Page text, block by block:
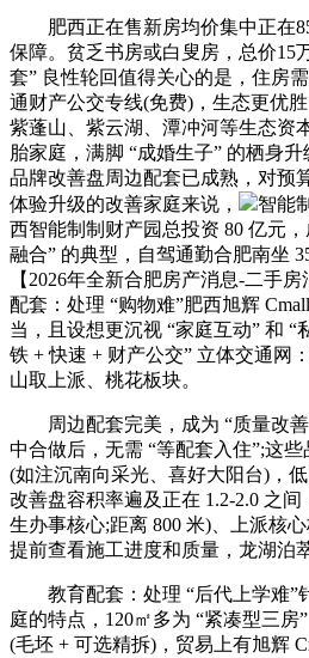
肥西正在售新房均价集中正在
保障。贫乏书房或白叟房，总价15
套” 良性轮回值得关心的是，住房
通财产公交专线(免费)，生态更优
紫蓬山、紫云湖、潭冲河等生态资
胎家庭，满脚 “成婚生子” 的栖身
品牌改善盘周边配套已成熟，对预
体验升级的改善家庭来说，
智能
西智能制制财产园总投资 80 亿元
融合” 的典型，自驾通勤合肥南坐
【2026年全新合肥房产消息-二手
配套：处理 “购物难”肥西旭辉
当，且设想更沉视 “家庭互动” 和 “
铁 + 快速 + 财产公交” 立体交通网
山取上派、桃花板块。
周边配套完美，成为 “质量改善
中合做后，无需 “等配套入住”;这
(如注沉南向采光、喜好大阳台)，
改善盘容积率遍及正在 1.2-2.0 之
生办事核心;距离 800 米)、上派核
提前查看施工进度和质量，龙湖泊
教育配套：处理 “后代上学难”
庭的特点，120㎡多为 “紧凑型三房
(毛坯 + 可选精拆)，贸易上有旭辉